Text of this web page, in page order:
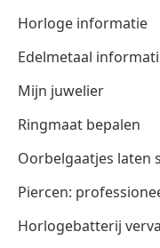
Horloge informatie
Edelmetaal
Mijn juwelier
Ringmaat bepalen
Oorbelgaatjes laten
Piercen:
Horlogebatterij